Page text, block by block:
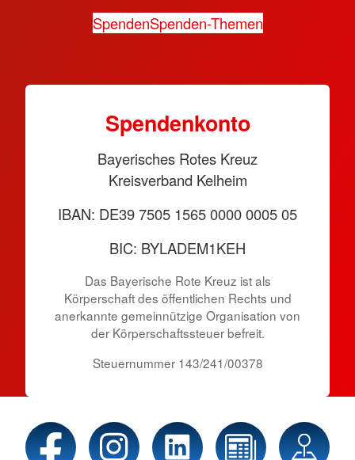
SpendenSpenden-Themen
Spen­den­konto
Bayerisches Rotes Kreuz
Kreisverband Kelheim
IBAN: DE39 7505 1565 0000 0005 05
BIC: BYLADEM1KEH
Das Bayerische Rote Kreuz ist als
Körperschaft des öffentlichen Rechts und
anerkannte gemeinnützige Organisation von
der Körper­schafts­steuer befreit.
Steuernummer 143/241/00378